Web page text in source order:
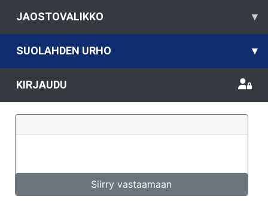
JAOSTOVALIKKO ▾
SUOLAHDEN URHO ▾
KIRJAUDU